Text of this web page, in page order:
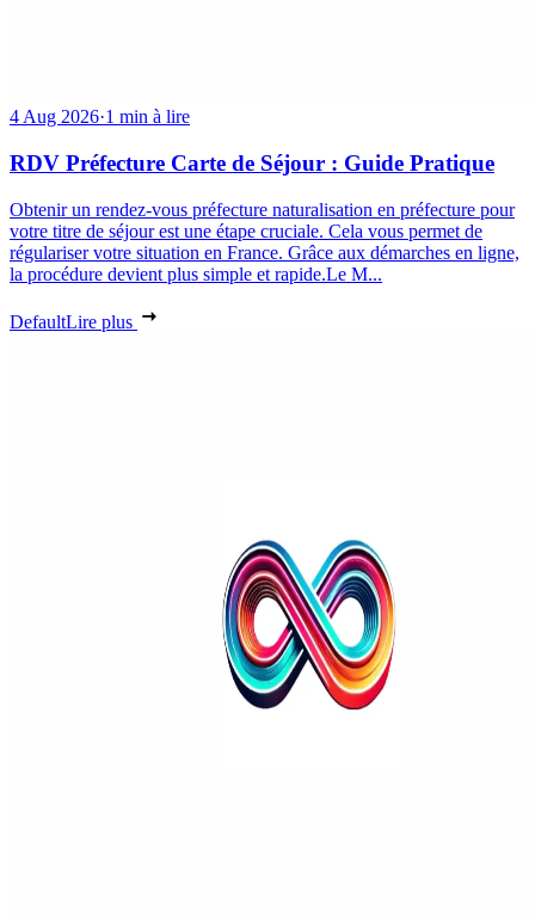
4 Aug 2026·1 min à lire
RDV Préfecture Carte de Séjour : Guide Pratique
Obtenir un rendez-vous préfecture naturalisation en préfecture pour
votre titre de séjour est une étape cruciale. Cela vous permet de
régulariser votre situation en France. Grâce aux démarches en ligne,
la procédure devient plus simple et rapide.Le M...
DefaultLire plus